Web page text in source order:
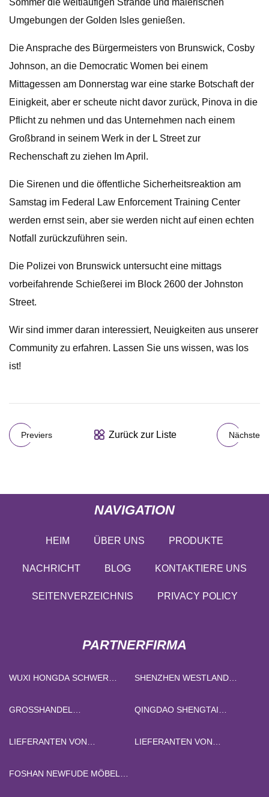
Sommer die weitläufigen Strände und malerischen
Umgebungen der Golden Isles genießen.
Die Ansprache des Bürgermeisters von Brunswick, Cosby
Johnson, an die Democratic Women bei einem
Mittagessen am Donnerstag war eine starke Botschaft der
Einigkeit, aber er scheute nicht davor zurück, Pinova in die
Pflicht zu nehmen und das Unternehmen nach einem
Großbrand in seinem Werk in der L Street zur
Rechenschaft zu ziehen Im April.
Die Sirenen und die öffentliche Sicherheitsreaktion am
Samstag im Federal Law Enforcement Training Center
werden ernst sein, aber sie werden nicht auf einen echten
Notfall zurückzuführen sein.
Die Polizei von Brunswick untersucht eine mittags
vorbeifahrende Schießerei im Block 2600 der Johnston
Street.
Wir sind immer daran interessiert, Neuigkeiten aus unserer
Community zu erfahren. Lassen Sie uns wissen, was los
ist!
Previers Zurück zur Liste Nächste
NAVIGATION
HEIM ÜBER UNS PRODUKTE
NACHRICHT BLOG KONTAKTIERE UNS
SEITENVERZEICHNIS PRIVACY POLICY
PARTNERFIRMA
WUXI HONGDA SCHWER
SHENZHEN WESTLAND
GROSSHANDEL D
QINGDAO SHENGTAI
LIEFERANTEN VON
CHINA
LIEFERANTEN VON
FOSHAN NEWFUDE MÖBEL